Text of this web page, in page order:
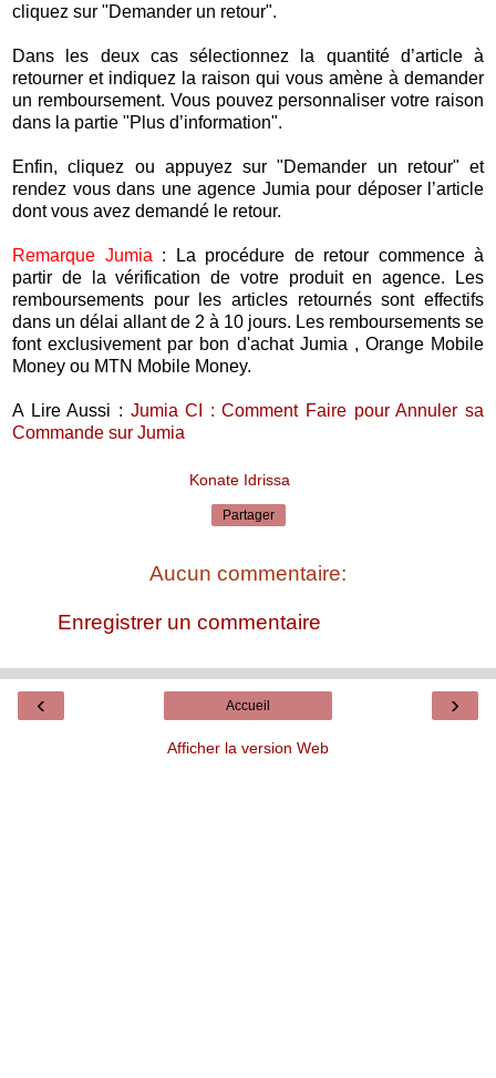
cliquez sur "Demander un retour".
Dans les deux cas sélectionnez la quantité d’article à
retourner et indiquez la raison qui vous amène à demander
un remboursement. Vous pouvez personnaliser votre raison
dans la partie "Plus d’information".
Enfin, cliquez ou appuyez sur "Demander un retour" et
rendez vous dans une agence Jumia pour déposer l’article
dont vous avez demandé le retour.
Remarque Jumia : La procédure de retour commence à
partir de la vérification de votre produit en agence. Les
remboursements pour les articles retournés sont effectifs
dans un délai allant de 2 à 10 jours. Les remboursements se
font exclusivement par bon d'achat Jumia , Orange Mobile
Money ou MTN Mobile Money.
A Lire Aussi : Jumia CI : Comment Faire pour Annuler sa
Commande sur Jumia
Konate Idrissa
Partager
Aucun commentaire:
Enregistrer un commentaire
‹ ›
Accueil
Afficher la version Web